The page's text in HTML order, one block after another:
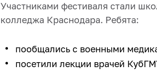
Участниками фестиваля стали
колледжа Краснодара. Ребята:
пообщались с военными
посетили лекции врачей